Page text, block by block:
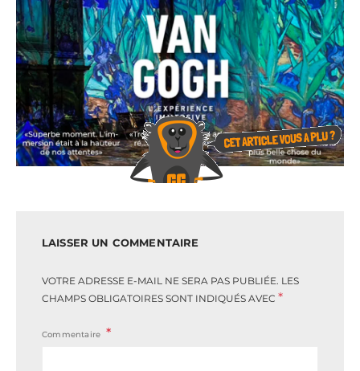
LAISSER UN COMMENTAIRE
VOTRE ADRESSE E-MAIL NE SERA PAS PUBLIÉE. LES
CHAMPS OBLIGATOIRES SONT INDIQUÉS AVEC *
Commentaire